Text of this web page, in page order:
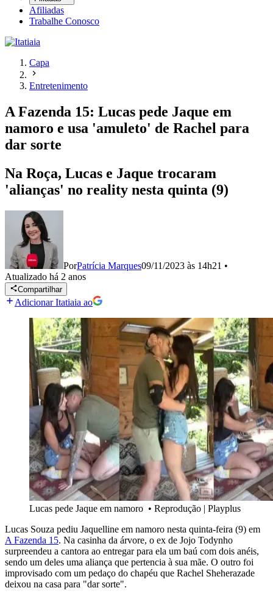
Afiliadas
Trabalhe Conosco
Capa
Entretenimento
A Fazenda 15: Lucas pede Jaque em
namoro e usa 'amuleto' de Rachel para
dar sorte
Na Roça, Lucas e Jaque trocaram
'alianças' no reality nesta quinta (9)
PorPatrícia Marques09/11/2023 às 14h21 •
Atualizado há 2 anos
Compartilhar
Adicionar Itatiaia ao
Lucas pede Jaque em namoro • Reprodução | Playplus
Lucas Souza pediu Jaquelline em namoro nesta quinta-feira (9) em
A Fazenda 15. Na casinha da árvore, o ex de Jojo Todynho
surpreendeu a cantora ao entregar para ela um baú com dois anéis,
sendo um deles uma aliança que pertencia à sua mãe. O outro foi
improvisado com um pedaço do chapéu que Rachel Sheherazade
deixou na casa para "dar sorte".